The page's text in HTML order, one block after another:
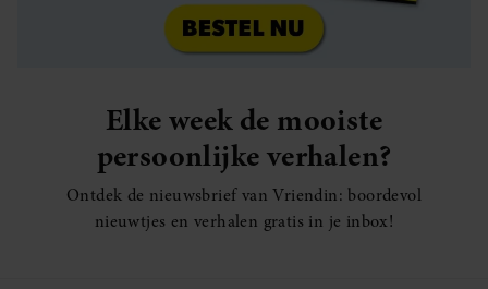
Elke week de mooiste
persoonlijke verhalen?
Ontdek de nieuwsbrief van Vriendin: boordevol
nieuwtjes en verhalen gratis in je inbox!